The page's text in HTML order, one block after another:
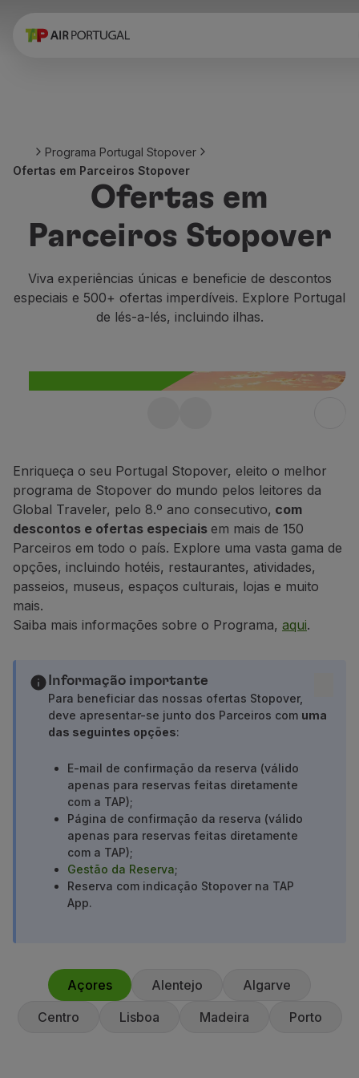
Reservar
Stopover
Informações de viagem
Viajar com animais
Grávidas
Requisitos e documentação
Voar em Economy
Refeições a bordo
Gestão da Reserva
Extras e Upgrades
Fatura online
TAP Vouchers
Extras
Alugar carro
Alojamento
Check-in
Informações de Check-in
Conhecer o Programa
Acumular milhas
Utilizar milhas
Parceiros
Promoções e Ofertas
Central de ajuda
Perguntas frequentes
Pedidos e reclamações
Contactos
Informações úteis
Reembolsos
Fatura online
Programa Portugal Stopover
Ofertas em Parceiros Stopover
Ofertas em
Parceiros Stopover
Viva experiências únicas e beneficie de descontos
especiais e 500+ ofertas imperdíveis. Explore Portugal
de lés-a-lés, incluindo ilhas.
Aproveite ainda 25% de desconto em
qualquer voo dentro de Portugal.
Saiba mais
Enriqueça o seu Portugal Stopover, eleito o melhor
programa de Stopover do mundo pelos leitores da
Global Traveler, pelo 8.º ano consecutivo, com
descontos e ofertas especiais em mais de 150
Parceiros em todo o país. Explore uma vasta gama de
opções, incluindo hotéis, restaurantes, atividades,
passeios, museus, espaços culturais, lojas e muito
mais.
Saiba mais informações sobre o Programa, aqui.
Informação importante
Para beneficiar das nossas ofertas Stopover,
deve apresentar-se junto dos Parceiros com uma
das seguintes opções:
E-mail de confirmação da reserva (válido
apenas para reservas feitas diretamente
com a TAP);
Página de confirmação da reserva (válido
apenas para reservas feitas diretamente
com a TAP);
Gestão da Reserva;
Reserva com indicação Stopover na TAP
App.
Açores Alentejo
Algarve
Centro
Lisboa Madeira Porto